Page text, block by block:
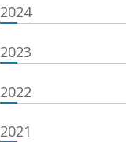
2024
2023
2022
2021